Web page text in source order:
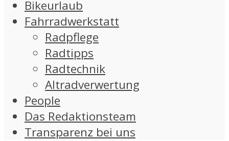
Bikeurlaub
Fahrradwerkstatt
Radpflege
Radtipps
Radtechnik
Altradverwertung
People
Das Redaktionsteam
Transparenz bei uns